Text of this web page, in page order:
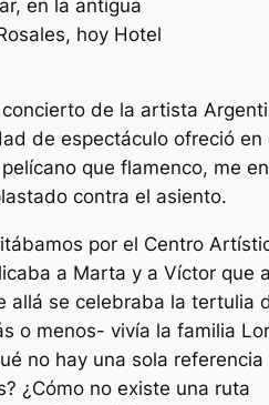
en la antigua
hoy Hotel
de la artista
de espectáculo ofreció en
que flamenco, me
contra el asiento.
por el Centro
a Marta y a Víctor que
allá se celebraba la tertulia
o menos- vivía la familia
no hay una sola referencia
¿Cómo no existe una ruta